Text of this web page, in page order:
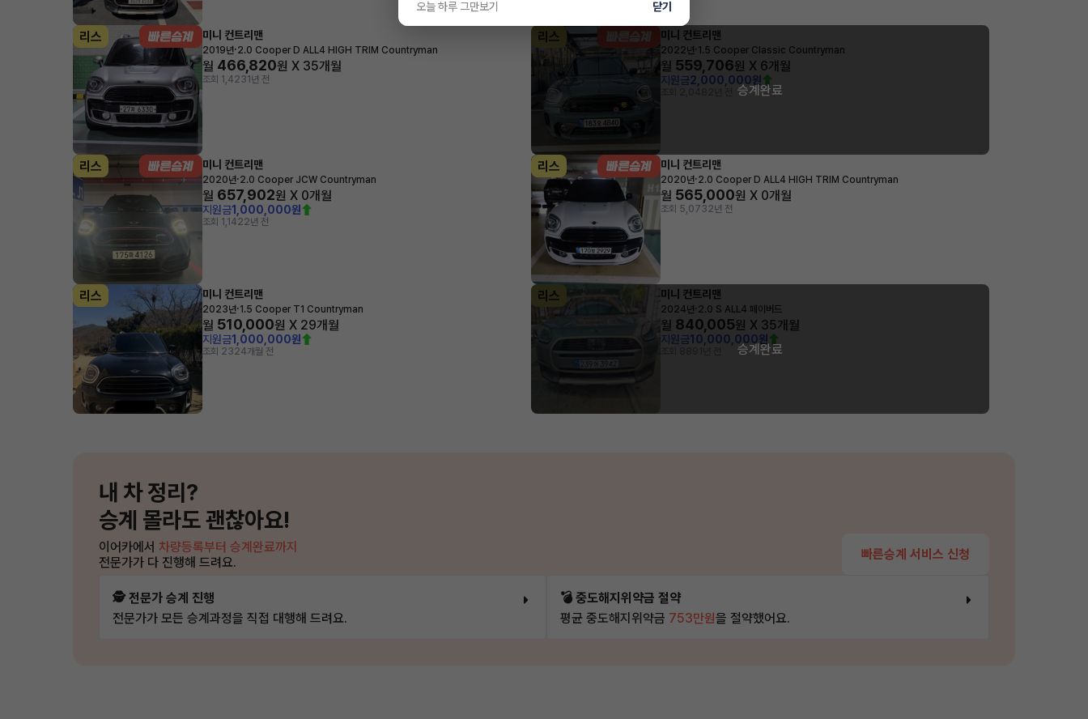
리스 미니 컨트리맨
2019년·2.0 Cooper D ALL4 HIGH TRIM Countryman
월 466,820원 X 35개월
조회 1,4231년 전
리스 미니 컨트리맨
2022년· 1.5 Cooper Classic Countryman
월 559,706원 X 6개월
지원금2,000,000원
승계완료
리스 미니 컨트리맨
2020년·2.0 Cooper JCW Countryman
월 657,902원 X 0개월
지원금1,000,000원
조회 1,1422년 전
리스 미니 컨트리맨
2020년·2.0 Cooper D ALL4 HIGH TRIM Countryman
월 565,000원 X 0개월
조회 5,0732년 전
리스 미니 컨트리맨
2023년·1.5 Cooper T1 Countryman
월 510,000원 X 29개월
지원금1,000,000원
조회 2324개월 전
리스 미니 컨트리맨
2024년· 2.0 S ALL4 페이버드
월 840,005원 X 35개월
지원금10,000,000원
승계완료
내 차 정리?
승계 몰라도 괜찮아요!
이어카에서 차량등록부터 승계완료까지
전문가가 다 진행해 드려요.
빠른승계 서비스 신청
🕵️ 전문가 승계 진행
전문가가 모든 승계과정을 직접 대행해 드려요.
💣 중도해지위약금 절약
평균 중도해지위약금 753만원을 절약했어요.
오늘 하루 그만보기 닫기